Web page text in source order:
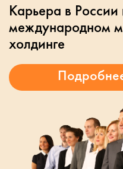
Карьера в
международном
холдинге